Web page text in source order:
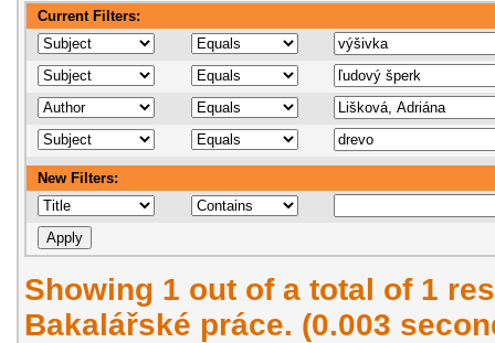
Current Filters:
New Filters:
Showing 1 out of a total of 1
Bakalářské práce. (0.003